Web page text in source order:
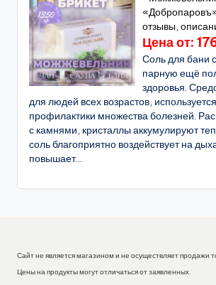
отзывы,
Цена от:
Соль для бани
парную ещё
здоровья.
для людей всех возрастов,
профилактики множества болезней.
с камнями, кристаллы аккумулируют
соль благоприятно воздействует на
повышает...
Сайт не является магазином и не осуществляет продажи
Цены на продукты могут отличаться от заявленных.